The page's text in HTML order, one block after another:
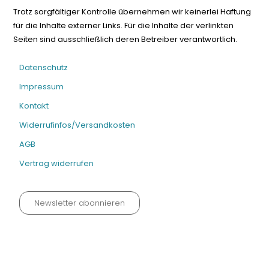
Trotz sorgfältiger Kontrolle übernehmen wir keinerlei Haftung
für die Inhalte externer Links. Für die Inhalte der verlinkten
Seiten sind ausschließlich deren Betreiber verantwortlich.
Datenschutz
Impressum
Kontakt
Widerrufinfos/Versandkosten
AGB
Vertrag widerrufen
Newsletter abonnieren